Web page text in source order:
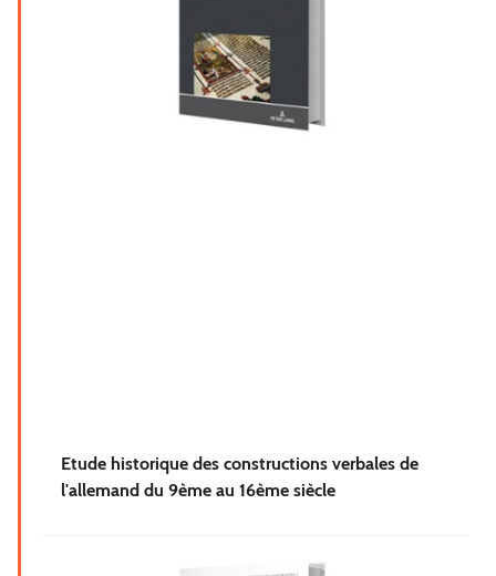
Etude historique des constructions verbales de
l'allemand du 9ème au 16ème siècle